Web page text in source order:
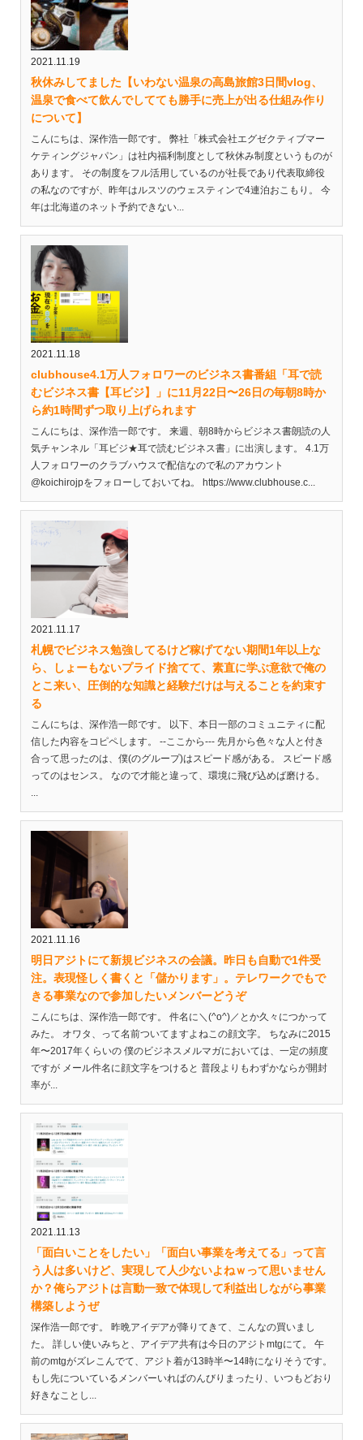
2021.11.19
秋休みしてました【いわない温泉の高島旅館3日間vlog、
温泉で食べて飲んでしてても勝手に売上が出る仕組み作り
について】
こんにちは、深作浩一郎です。 弊社「株式会社エグゼクティブマー
ケティングジャパン」は社内福利制度として秋休み制度というものが
あります。 その制度をフル活用しているのが社長であり代表取締役
の私なのですが、昨年はルスツのウェスティンで4連泊おこもり。 今
年は北海道のネット予約できない...
2021.11.18
clubhouse4.1万人フォロワーのビジネス書番組「耳で読
むビジネス書【耳ビジ】」に11月22日〜26日の毎朝8時か
ら約1時間ずつ取り上げられます
こんにちは、深作浩一郎です。 来週、朝8時からビジネス書朗読の人
気チャンネル「耳ビジ★耳で読むビジネス書」に出演します。 4.1万
人フォロワーのクラブハウスで配信なので私のアカウント
@koichirojpをフォローしておいてね。 https://www.clubhouse.c...
2021.11.17
札幌でビジネス勉強してるけど稼げてない期間1年以上な
ら、しょーもないプライド捨てて、素直に学ぶ意欲で俺の
とこ来い、圧倒的な知識と経験だけは与えることを約束す
る
こんにちは、深作浩一郎です。 以下、本日一部のコミュニティに配
信した内容をコピペします。 --ここから--- 先月から色々な人と付き
合って思ったのは、僕(のグループ)はスピード感がある。 スピード感
ってのはセンス。 なので才能と違って、環境に飛び込めば磨ける。
...
2021.11.16
明日アジトにて新規ビジネスの会議。昨日も自動で1件受
注。表現怪しく書くと「儲かります」。テレワークでもで
きる事業なので参加したいメンバーどうぞ
こんにちは、深作浩一郎です。 件名に＼(^o^)／とか久々につかって
みた。 オワタ、って名前ついてますよねこの顔文字。 ちなみに2015
年〜2017年くらいの 僕のビジネスメルマガにおいては、一定の頻度
ですが メール件名に顔文字をつけると 普段よりもわずかならが開封
率が...
2021.11.13
「面白いことをしたい」「面白い事業を考えてる」って言
う人は多いけど、実現して人少ないよねｗって思いません
か？俺らアジトは言動一致で体現して利益出しながら事業
構築しようぜ
深作浩一郎です。 昨晩アイデアが降りてきて、こんなの買いまし
た。 詳しい使いみちと、アイデア共有は今日のアジトmtgにて。 午
前のmtgがズレこんでて、アジト着が13時半〜14時になりそうです。
もし先についているメンバーいればのんびりまったり、いつもどおり
好きなことし...